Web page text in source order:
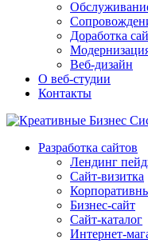
Доработка
Веб-дизайн
О веб-студии
Контакты
Разработка сайтов
Лендинг
Сайт-визитка
Бизнес-сайт
Сайт-каталог
Интернет-